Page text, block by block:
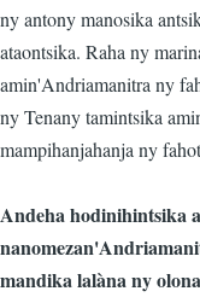
ny antony manosika
ataontsika. Raha ny
amin'Andriamanitra ny
ny Tenany tamintsika
mampihanjahanja ny
Andeha hodinihintsika
mandika lalàna ny